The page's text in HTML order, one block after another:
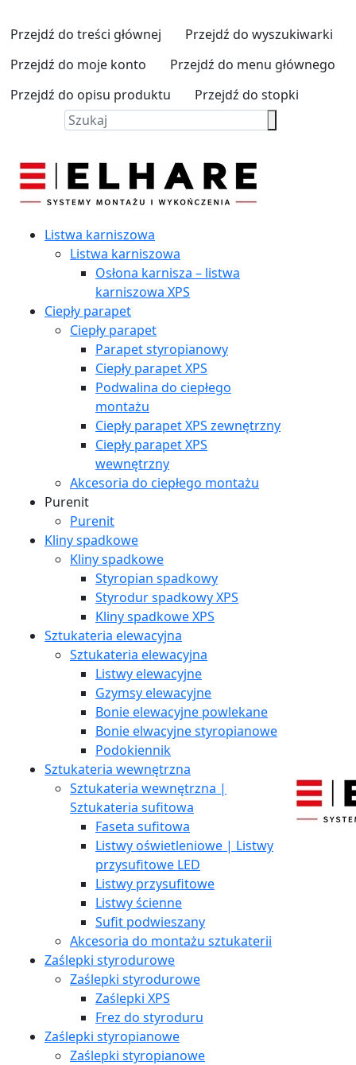
Przejdź do treści głównej
Przejdź do wyszukiwarki
Przejdź do moje konto
Przejdź do menu głównego
Przejdź do opisu produktu
Przejdź do stopki
Listwa karniszowa
Listwa karniszowa
Osłona karnisza – listwa
karniszowa XPS
Ciepły parapet
Ciepły parapet
Parapet styropianowy
Ciepły parapet XPS
Podwalina do ciepłego
montażu
Ciepły parapet XPS zewnętrzny
Ciepły parapet XPS
wewnętrzny
Akcesoria do ciepłego montażu
Purenit
Purenit
Kliny spadkowe
Kliny spadkowe
Styropian spadkowy
Styrodur spadkowy XPS
Kliny spadkowe XPS
Sztukateria elewacyjna
Sztukateria elewacyjna
Listwy elewacyjne
Gzymsy elewacyjne
Bonie elewacyjne powlekane
Bonie elwacyjne styropianowe
Podokiennik
Sztukateria wewnętrzna
Sztukateria wewnętrzna |
Sztukateria sufitowa
Faseta sufitowa
Listwy oświetleniowe | Listwy
przysufitowe LED
Listwy przysufitowe
Listwy ścienne
Sufit podwieszany
Akcesoria do montażu sztukaterii
Zaślepki styrodurowe
Zaślepki styrodurowe
Zaślepki XPS
Frez do styroduru
Zaślepki styropianowe
Zaślepki styropianowe